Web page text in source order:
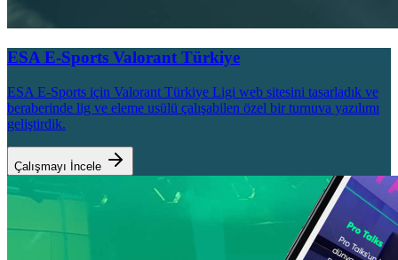
ESA E-Sports Valorant Türkiye
ESA E-Sports için Valorant Türkiye Ligi web sitesini tasarladık ve
beraberinde lig ve eleme usülü çalışabilen özel bir turnuva yazılımı
geliştirdik.
Çalışmayı İncele